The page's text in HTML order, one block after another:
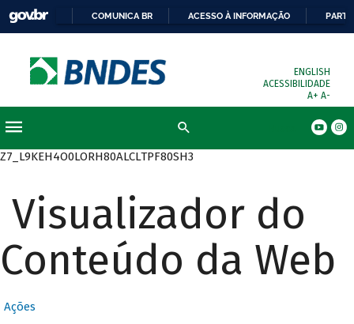
COMUNICA BR ACESSO À INFORMAÇÃO
ENGLISH
ACESSIBILIDADE
A+ A-
Z7_L9KEH4O0LORH80ALCLTPF80SH3
Visualizador do
Conteúdo da Web
Ações